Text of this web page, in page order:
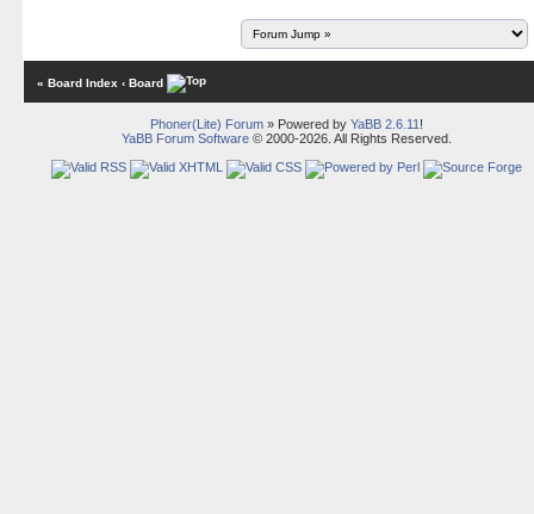
« Board Index ‹ Board
Phoner(Lite) Forum» Powered by YaBB 2.6.11 !
YaBB Forum Software© 2000-2026. All Rights Reserved.